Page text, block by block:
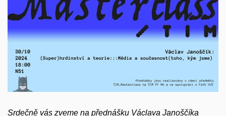
Srdečně vás zveme na přednášku Václava Janoščíka